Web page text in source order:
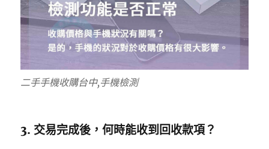
二手手機收購台中,手機檢測
3. 交易完成後，何時能收到回收款項？